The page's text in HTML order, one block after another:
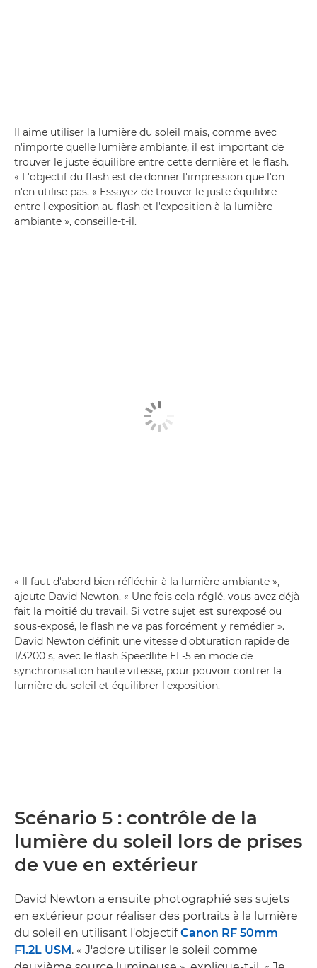
Il aime utiliser la lumière du soleil mais, comme avec
n'importe quelle lumière ambiante, il est important de
trouver le juste équilibre entre cette dernière et le flash.
« L'objectif du flash est de donner l'impression que l'on
n'en utilise pas. « Essayez de trouver le juste équilibre
entre l'exposition au flash et l'exposition à la lumière
ambiante », conseille-t-il.
« Il faut d'abord bien réfléchir à la lumière ambiante »,
ajoute David Newton. « Une fois cela réglé, vous avez déjà
fait la moitié du travail. Si votre sujet est surexposé ou
sous-exposé, le flash ne va pas forcément y remédier ».
David Newton définit une vitesse d'obturation rapide de
1/3200 s, avec le flash Speedlite EL-5 en mode de
synchronisation haute vitesse, pour pouvoir contrer la
lumière du soleil et équilibrer l'exposition.
Scénario 5 : contrôle de la
lumière du soleil lors de prises
de vue en extérieur
David Newton a ensuite photographié ses sujets
en extérieur pour réaliser des portraits à la lumière
du soleil en utilisant l'objectifCanon RF 50mm
F1.2L USM. « J'adore utiliser le soleil comme